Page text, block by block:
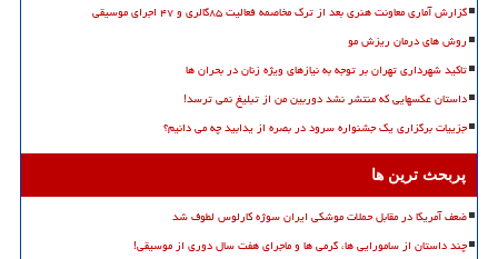
گزارش آماری معاونت هنری بعد از ترک مخاصمه فعالیت ۸۵گالری و ۴۷ اجرای موسیقی
روش های درمان ریزش مو
تاکید شهرداری تهران بر توجه به نیازهای ویژه زنان در بحران ها
داستان عکسهایی که منتشر نشد دوربین من از تبلیغ نمی ترسد!
جزییات برگزاری یک جشنواره سرود در بصره از یدابید چه می دانیم؟
پربحث ترین ها
ضعف آمریکا در مقابل حملات موشکی ایران سوژه کارلوس لطوف شد
چند داستان از سامورایی ها، گرمی ها و ماجرای هفت سال دوری از موسیقی!